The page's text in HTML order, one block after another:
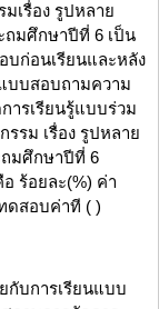
เรื่อง รูปหลาย
ถมศึกษาปีที่ 6 เป็น
บก่อนเรียนและหลัง
บบสอบถามความ
ารเรียนรู้แบบร่วม
รม เรื่อง รูปหลาย
ถมศึกษาปีที่ 6
ร้อยละ(%) ค่า
ดสอบค่าที ( )
กับการเรียนแบบ